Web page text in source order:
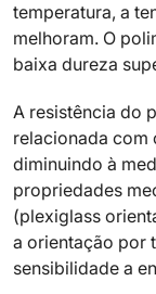
temperatura, a
melhoram. O
baixa dureza
A resistência do
relacionada com
diminuindo à
propriedades
(plexiglass
a orientação por
sensibilidade a